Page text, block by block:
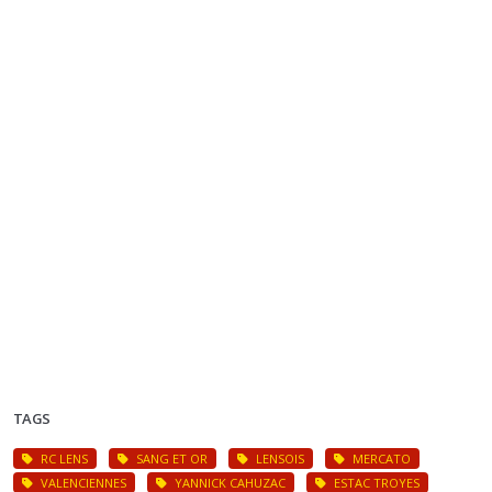
TAGS
RC LENS SANG ET OR LENSOIS
MERCATO
VALENCIENNES
YANNICK CAHUZAC
ESTAC TROYES